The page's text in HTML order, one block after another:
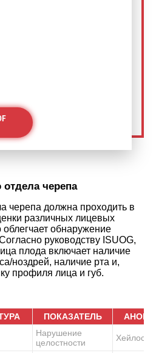
черепа
черепа должна проходить в
различных лицевых
облегчает обнаружение
руководству ISUOG,
плода включает наличие
ноздрей, наличие рта и,
профиля лица и губ.
ПОКАЗАТЕЛЬ
Нарушение
целостности